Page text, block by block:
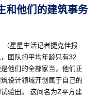
和他们的建筑事务
（星星生活记者捷克佳报
团队的平均年龄只有32
他们的全部家当，他们正
设计领域开创属于自己的
验田。 这间名为Z平方建